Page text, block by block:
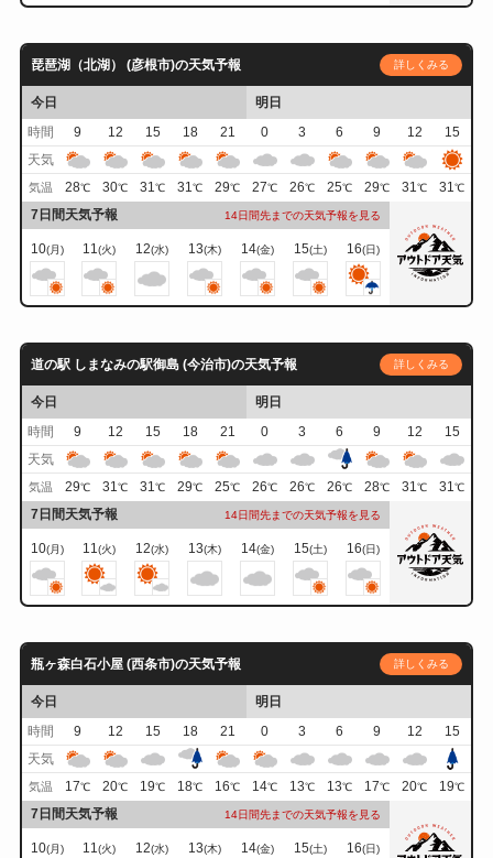
琵琶湖（北湖） (彦根市)の天気予報 詳しくみる
今日
明日
時間
9 12 15 18 21 0 3 6 9 12
15
天気
気温 28℃ 30℃ 31℃ 31℃ 29℃ 27℃ 26℃ 25℃ 29℃ 31℃ 31℃
7日間天気予報 14日間先までの天気予報を見る
10(月) 11(火) 12(水) 13(木) 14(金) 15(土) 16(日)
道の駅 しまなみの駅御島 (今治市)の天気予報 詳しくみる
今日
明日
時間
9 12 15 18 21 0 3 6 9 12
15
天気
気温 29℃ 31℃ 31℃ 29℃ 25℃ 26℃ 26℃ 26℃ 28℃ 31℃ 31℃
7日間天気予報 14日間先までの天気予報を見る
10(月) 11(火) 12(水) 13(木) 14(金) 15(土) 16(日)
瓶ヶ森白石小屋 (西条市)の天気予報 詳しくみる
今日
明日
時間
9 12 15 18 21 0 3 6 9 12
15
天気
気温 17℃ 20℃ 19℃ 18℃ 16℃ 14℃ 13℃ 13℃ 17℃ 20℃ 19℃
7日間天気予報 14日間先までの天気予報を見る
10(月) 11(火) 12(水) 13(木) 14(金) 15(土) 16(日)